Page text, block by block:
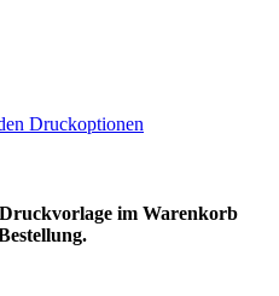
Druckoptionen
im Warenkorb